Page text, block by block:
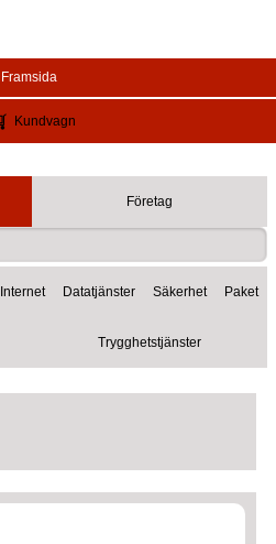
Framsida
Kundvagn
Företag
Internet Datatjänster Säkerhet Paket
Trygghetstjänster